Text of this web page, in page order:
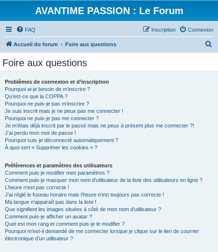
AVANTIME PASSION : Le Forum
FAQ Connexion
Inscription
Accueil du forum Foire aux questions
Foire aux questions
Problèmes de connexion et d’inscription
Pourquoi ai-je besoin de m’inscrire ?
Qu’est-ce que la COPPA ?
Pourquoi ne puis-je pas m’inscrire ?
Je suis inscrit mais je ne peux pas me connecter !
Pourquoi ne puis-je pas me connecter ?
Je m’étais déjà inscrit par le passé mais ne peux à présent plus me connecter ?!
J’ai perdu mon mot de passe !
Pourquoi suis-je déconnecté automatiquement ?
À quoi sert « Supprimer les cookies » ?
Préférences et paramètres des utilisateurs
Comment puis-je modifier mes paramètres ?
Comment puis-je masquer mon nom d’utilisateur de la liste des utilisateurs en ligne ?
L’heure n’est pas correcte !
J’ai réglé le fuseau horaire mais l’heure n’est toujours pas correcte !
Ma langue n’apparaît pas dans la liste !
Que signifient les images situées à côté de mon nom d’utilisateur ?
Comment puis-je afficher un avatar ?
Quel est mon rang et comment puis-je le modifier ?
Pourquoi m’est-il demandé de me connecter lorsque je clique sur le lien de courrier
électronique d’un utilisateur ?